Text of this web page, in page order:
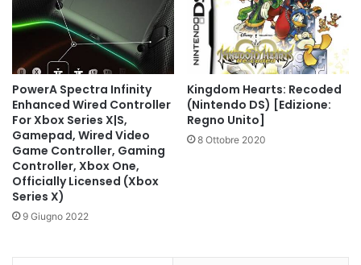
PowerA Spectra Infinity
Enhanced Wired Controller
For Xbox Series X|S,
Gamepad, Wired Video
Game Controller, Gaming
Controller, Xbox One,
Officially Licensed (Xbox
Series X)
9 Giugno 2022
Kingdom Hearts: Recoded
(Nintendo DS) [Edizione:
Regno Unito]
8 Ottobre 2020